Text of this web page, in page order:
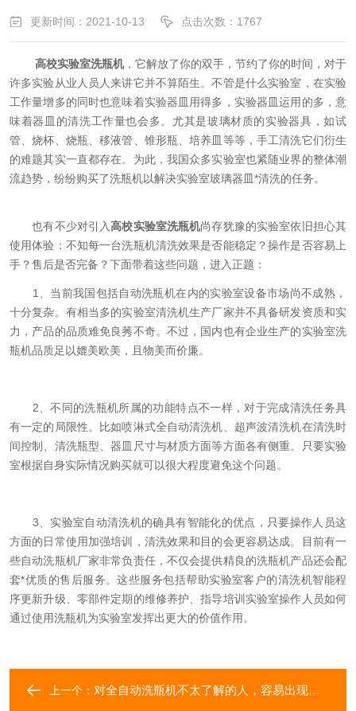
更新时间：2021-10-13 点击次数：1767
高校实验室洗瓶机，它解放了你的双手，节约了你的时间，对于
许多实验从业人员人来讲它并不算陌生。不管是什么实验室，在实验
工作量增多的同时也意味着实验器皿用得多，实验器皿运用的多，意
味着器皿的清洗工作量也会多。尤其是玻璃材质的实验器具，如试
管、烧杯、烧瓶、移液管、锥形瓶、培养皿等等，手工清洗它们衍生
的难题其实一直都存在。为此，我国众多实验室也紧随业界的整体潮
流趋势，纷纷购买了洗瓶机以解决实验室玻璃器皿*清洗的任务。
也有不少对引入高校实验室洗瓶机尚存犹豫的实验室依旧担心其
使用体验：不知每一台洗瓶机清洗效果是否能稳定？操作是否容易上
手？售后是否完备？下面带着这些问题，进入正题：
1、当前我国包括自动洗瓶机在内的实验室设备市场尚不成熟，
十分复杂。有相当多的实验室清洗机生产厂家并不具备研发资质和实
力，产品的品质难免良莠不奇。不过，国内也有企业生产的实验室洗
瓶机品质足以媲美欧美，且物美而价廉。
2、不同的洗瓶机所属的功能特点不一样，对于完成清洗任务具
有一定的局限性。比如喷淋式全自动清洗机、超声波清洗机在清洗时
间控制、清洗瓶型、器皿尺寸与材质方面等方面各有侧重。只要实验
室根据自身实际情况购买就可以很大程度避免这个问题。
3、实验室自动清洗机的确具有智能化的优点，只要操作人员这
方面的日常使用加强培训，清洗效果和目的会更容易达成。目前有一
些自动洗瓶机厂家非常负责任，不仅会提供精良的洗瓶机产品还会配
套*优质的售后服务。这些服务包括帮助实验室客户的清洗机智能程
序更新升级、零部件定期的维修养护、指导培训实验室操作人员如何
通过使用洗瓶机为实验室发挥出更大的价值作用。
上一个： 对全自动洗瓶机不太了解的人，容易出现这些误解